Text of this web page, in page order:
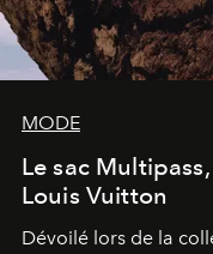
MODE
Le sac
Louis Vuitton
Dévoilé lors de la